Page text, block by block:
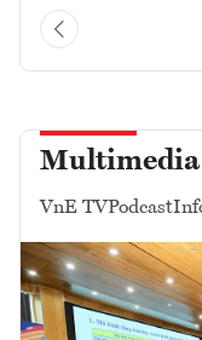
Multimedia
VnE TVPodcast